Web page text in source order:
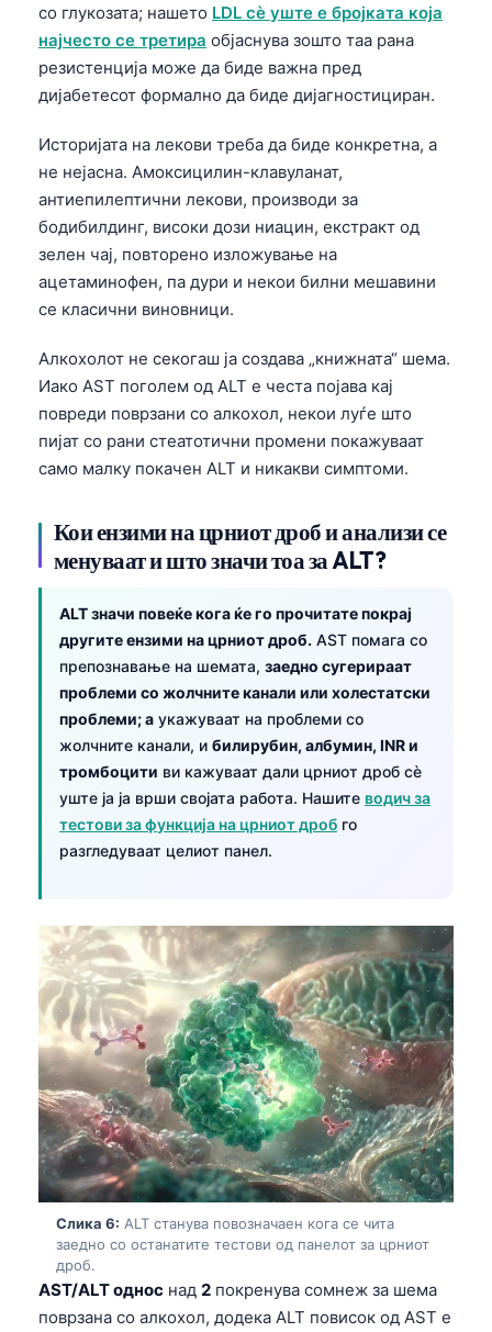
со глукозата; нашето LDL сè уште е бројката која
најчесто се третира објаснува зошто таа рана
резистенција може да биде важна пред
дијабетесот формално да биде дијагностициран.
Историјата на лекови треба да биде конкретна, а
не нејасна. Амоксицилин-клавуланат,
антиепилептични лекови, производи за
бодибилдинг, високи дози ниацин, екстракт од
зелен чај, повторено изложување на
ацетаминофен, па дури и некои билни мешавини
се класични виновници.
Алкохолот не секогаш ја создава „книжната“ шема.
Иако AST поголем од ALT е честа појава кај
повреди поврзани со алкохол, некои луѓе што
пијат со рани стеатотични промени покажуваат
само малку покачен ALT и никакви симптоми.
Кои ензими на црниот дроб и анализи се
менуваат и што значи тоа за ALT?
ALT значи повеќе кога ќе го прочитате покрај
другите ензими на црниот дроб. AST помага со
препознавање на шемата, заедно сугерираат
проблеми со жолчните канали или холестатски
проблеми; а укажуваат на проблеми со
жолчните канали, и билирубин, албумин, INR и
тромбоцити ви кажуваат дали црниот дроб сè
уште ја ја врши својата работа. Нашите водич за
тестови за функција на црниот дроб го
разгледуваат целиот панел.
Слика 6: ALT станува повозначаен кога се чита
заедно со останатите тестови од панелот за црниот
дроб.
AST/ALT однос над 2 покренува сомнеж за шема
поврзана со алкохол, додека ALT повисок од AST е
Polski
한국어
Slovenščina
Magyar
Shqip
বাংলা
اردو
मराठी
తెలుగు
தமிழ்
ગુજરાતી
മലയാളം
Bahasa Melayu
Tiếng Việt
Tagalog
ไทย
ဗမာစာ
ភាសាខ្មែរ
Kiswahili
አማርኛ
Українська
Català
Қазақ тілі
Suomi
Hrvatski
Slovenčina
كوردی‎
پښتو
سنڌي
සිංහල
অসমীয়া
Galego
Latviešu valoda
Euskara